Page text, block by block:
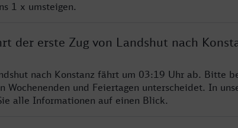
1 x umsteigen.
der erste Zug von Landshut nach
nach Konstanz fährt um 03:19 Uhr ab. Bitte
Wochenenden und Feiertagen unterscheidet. In
alle Informationen auf einen Blick.